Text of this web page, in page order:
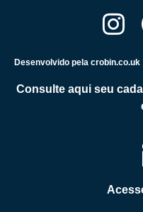
Desenvolvido pela crobin.co.uk
Consulte aqui seu